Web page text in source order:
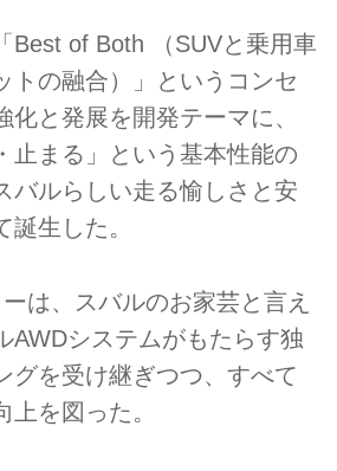
Best of Both （SUVと乗用車
トの融合）」というコンセ
化と発展を開発テーマに、
止まる」という基本性能の
バルらしい走る愉しさと安
生した。
は、スバルのお家芸と言え
AWDシステムがもたらす独
グを受け継ぎつつ、すべて
を図った。